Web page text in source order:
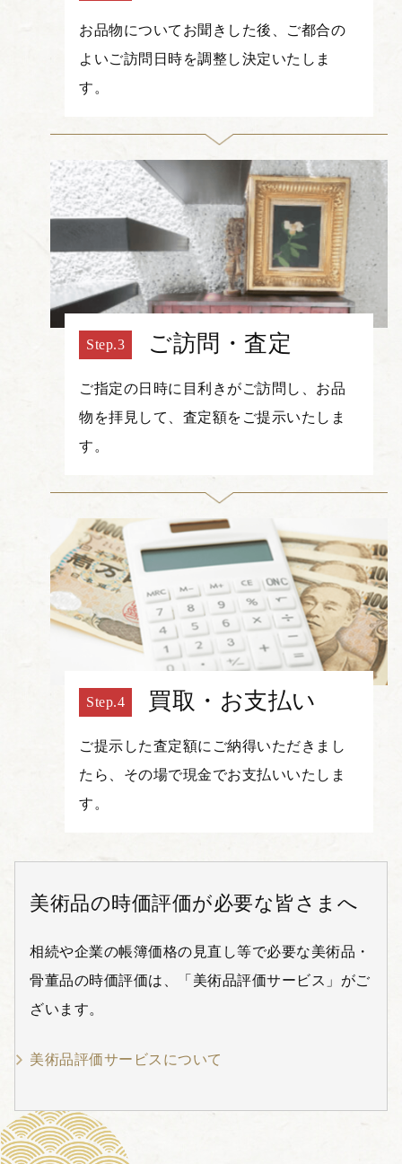
お品物についてお聞きした後、ご都合の
よいご訪問日時を調整し決定いたしま
す。
ご訪問・査定
ご指定の日時に目利きがご訪問し、お品
物を拝見して、査定額をご提示いたしま
す。
買取・お支払い
ご提示した査定額にご納得いただきまし
たら、その場で現金でお支払いいたしま
す。
美術品の時価評価が必要な皆さまへ
相続や企業の帳簿価格の見直し等で必要な美術品・
骨董品の時価評価は、「美術品評価サービス」がご
ざいます。
美術品評価サービスについて